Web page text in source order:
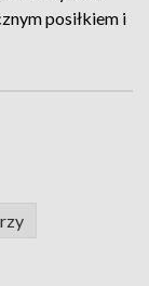
posiłkiem i